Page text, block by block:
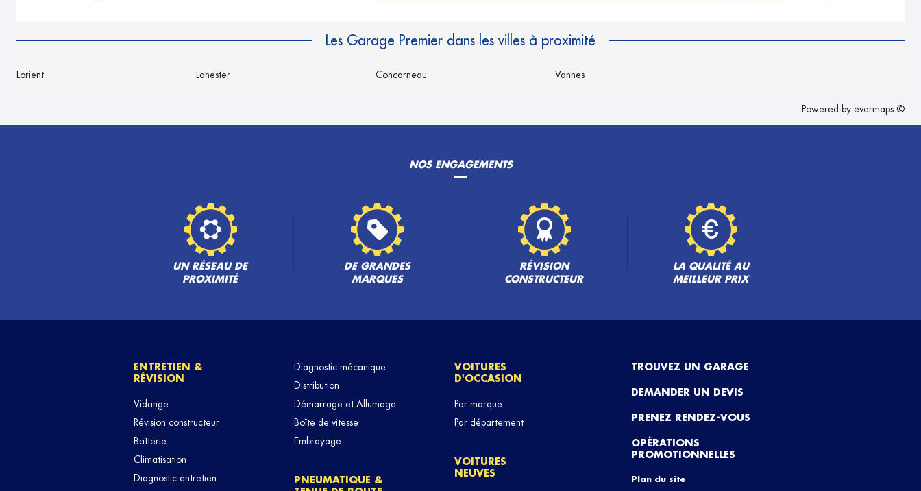
Les Garage Premier dans les villes à proximité
Lorient Lanester Concarneau Vannes
Powered by evermaps ©
NOS ENGAGEMENTS
UN RÉSEAU DE
PROXIMITÉ
DE GRANDES
MARQUES
RÉVISION
CONSTRUCTEUR
LA QUALITÉ AU
MEILLEUR PRIX
ENTRETIEN &
RÉVISION
Vidange
Révision constructeur
Batterie
Climatisation
Diagnostic entretien
Diagnostic mécanique
Distribution
Démarrage et Allumage
Boîte de vitesse
Embrayage
PNEUMATIQUE &
VOITURES
D'OCCASION
Par marque
Par département
VOITURES
NEUVES
TROUVEZ UN GARAGE
DEMANDER UN DEVIS
PRENEZ RENDEZ-VOUS
OPÉRATIONS
PROMOTIONNELLES
Plan du site